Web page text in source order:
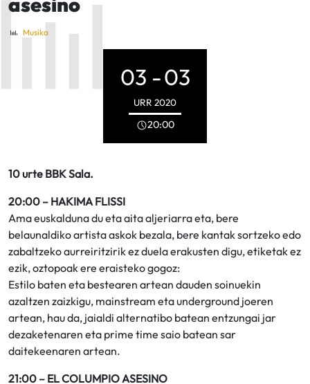
Musika
03 -03
URR 2020
20:00
10 urte BBK Sala.
20:00 – HAKIMA FLISSI
Ama euskalduna du eta aita aljeriarra eta, bere
belaunaldiko artista askok bezala, bere kantak sortzeko edo
zabaltzeko aurreiritzirik ez duela erakusten digu, etiketak ez
ezik, oztopoak ere eraisteko gogoz:
Estilo baten eta bestearen artean dauden soinuekin
azaltzen zaizkigu, mainstream eta underground joeren
artean, hau da, jaialdi alternatibo batean entzungai jar
dezaketenaren eta prime time saio batean sar
daitekeenaren artean.
21:00 – EL COLUMPIO ASESINO